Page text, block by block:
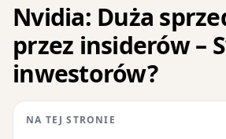
Nvidia: Duża
przez insiderów –
inwestorów?
NA TEJ STRONIE